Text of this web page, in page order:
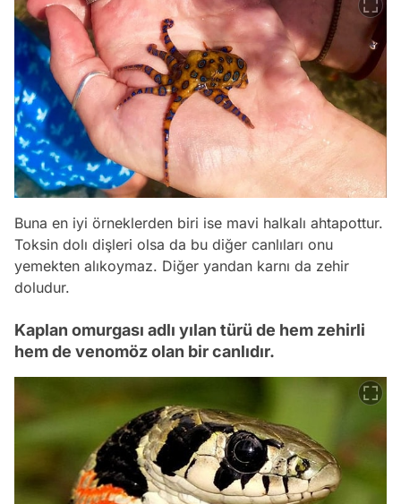
Buna en iyi örneklerden biri ise mavi halkalı ahtapottur.
Toksin dolı dişleri olsa da bu diğer canlıları onu
yemekten alıkoymaz. Diğer yandan karnı da zehir
doludur.
Kaplan omurgası adlı yılan türü de hem zehirli
hem de venomöz olan bir canlıdır.